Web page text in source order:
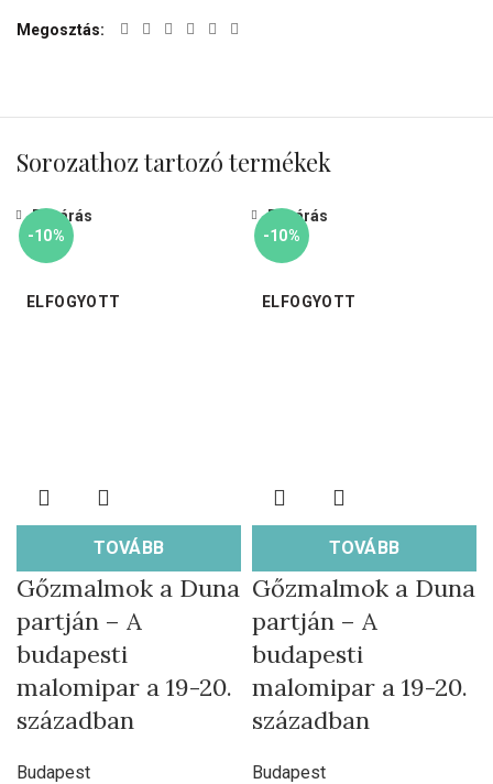
Megosztás
Sorozathoz tartozó termékek
-10%
ELFOGYOTT
TOVÁBB
Bezárás
Gőzmalmok a Duna
partján – A
budapesti
malomipar a 19-20.
században
Budapest
-10%
ELFOGYOTT
TOVÁBB
Bezárás
Gőzmalmok a Duna
partján – A
budapesti
malomipar a 19-20.
században
Budapest